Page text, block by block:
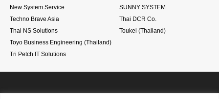
New System Service
SUNNY SYSTEM
Techno Brave Asia
Thai DCR Co.
Thai NS Solutions
Toukei (Thailand)
Toyo Business Engineering (Thailand)
Tri Petch IT Solutions